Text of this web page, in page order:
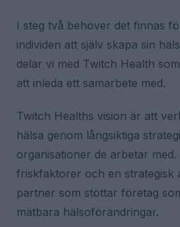
I steg två behöver det finnas
individen att själv skapa sin
delar vi med Twitch Health
att inleda ett samarbete med.
Twitch Healths vision är att
hälsa genom långsiktiga
organisationer de arbetar
friskfaktorer och en strategisk
partner som stöttar företag
mätbara hälsoförändringar.